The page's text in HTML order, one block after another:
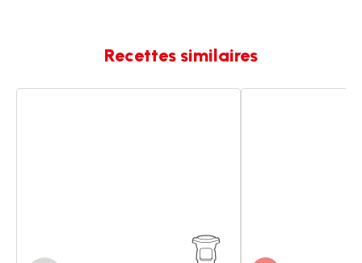
Recettes similaires